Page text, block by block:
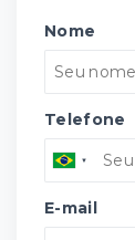
Nome
Telefone
E-mail